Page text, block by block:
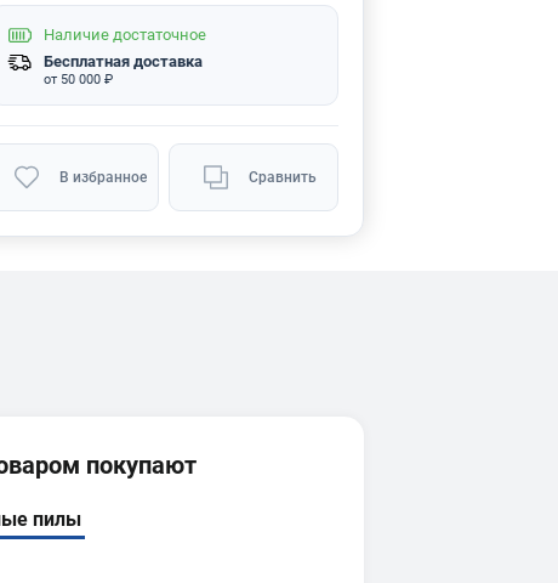
Наличие достаточное
Бесплатная доставка
от 50 000 ₽
В избранное Сравнить
покупают
пилы